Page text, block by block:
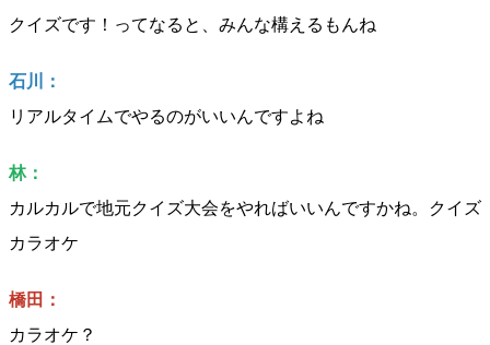
クイズです！ってなると、みんな構えるもんね
石川：
リアルタイムでやるのがいいんですよね
林：
カルカルで地元クイズ大会をやればいいんですかね。クイズ
カラオケ
橋田：
カラオケ？